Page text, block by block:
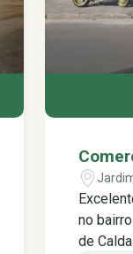
no
de